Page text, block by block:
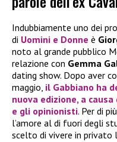
Indubbiamente uno dei
di Uomini e Donne è
noto al grande pubblico
relazione con Gemma
dating show. Dopo aver
maggio, il Gabbiano ha
nuova edizione, a
e gli opinionisti. Per di
l’amore al di fuori degli
scelto di vivere in privato